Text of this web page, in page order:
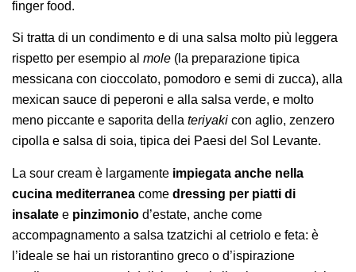
finger food.
Si tratta di un condimento e di una salsa molto più leggera
rispetto per esempio al mole (la preparazione tipica
messicana con cioccolato, pomodoro e semi di zucca), alla
mexican sauce di peperoni e alla salsa verde, e molto
meno piccante e saporita della teriyaki con aglio, zenzero
cipolla e salsa di soia, tipica dei Paesi del Sol Levante.
La sour cream è largamente impiegata anche nella
cucina mediterranea come dressing per piatti di
insalate e pinzimonio d’estate, anche come
accompagnamento a salsa tzatzichi al cetriolo e feta: è
l’ideale se hai un ristorantino greco o d’ispirazione